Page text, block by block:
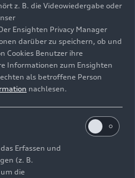
auf der Auto Shanghai
FAW NEV Company,
von Audi
Partner FAW,
der Modelle. Dafür
neuen Standort in
z. B. die Videowiedergabe oder
Ensighten Privacy Manager
darüber zu speichern, ob und
Cookies Benutzer ihre
Informationen zum Ensighten
als betroffene Person
nachlesen.
Erfassen und
(z. B.
die